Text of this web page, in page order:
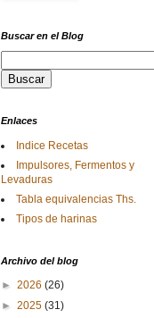
Buscar en el Blog
Enlaces
Indice Recetas
Impulsores, Fermentos y
Levaduras
Tabla equivalencias Ths.
Tipos de harinas
Archivo del blog
► 2026 (26)
► 2025 (31)